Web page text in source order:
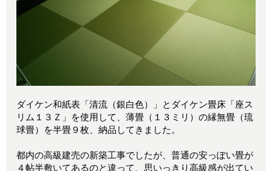
ダイケン和紙表「清流（銀白色）」とダイケン畳床「座ス
リム１３Ｚ」を使用して、薄畳（１３ミリ）の縁無畳（琉
球畳）を半畳９枚、納品してきました。
都内の高級建売の新築工事でしたが、普通の安っぽい畳が
４帖半敷いてあるのと違って、思いっきり高級感が出てい